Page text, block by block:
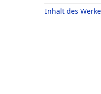
Inhalt des